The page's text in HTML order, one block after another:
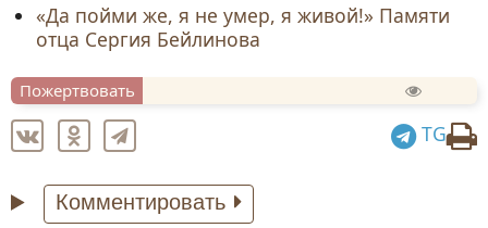
«Да пойми же, я не умер, я живой!» Памяти
отца Сергия Бейлинова
Пожертвовать
TG
Комментировать